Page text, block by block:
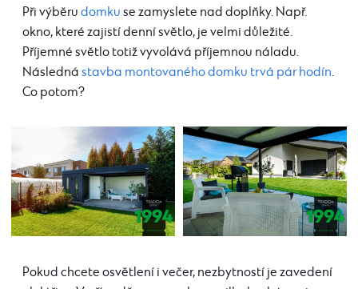
Při výběru domku se zamyslete nad doplňky. Např.
okno, které zajistí denní světlo, je velmi důležité.
Příjemné světlo totiž vyvolává příjemnou náladu.
Následná stavba montovaného domku trvá pár hodín.
Co potom?
Pokud chcete osvětlení i večer, nezbytností je zavedení